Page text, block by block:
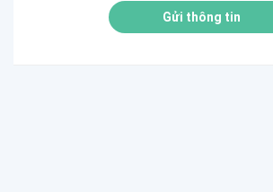
Gửi thông tin